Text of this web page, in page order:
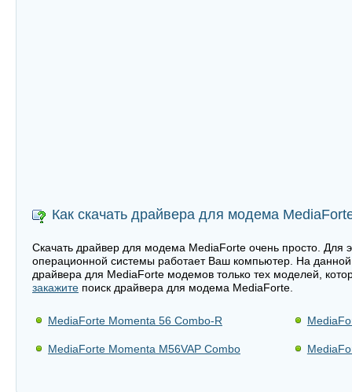
Как скачать драйвера для модема
Скачать драйвер для модема MediaForte очень просто. Для
операционной системы работает Ваш компьютер. На
драйвера для MediaForte модемов только тех моделей,
закажите поиск драйвера для модема MediaForte.
MediaForte Momenta 56 Combo-R
MediaForte Momenta M56VAP Combo